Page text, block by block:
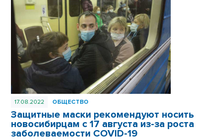
17.08.2022 ОБЩЕСТВО
Защитные маски рекомендуют носить
новосибирцам с 17 августа из-за роста
заболеваемости COVID-19